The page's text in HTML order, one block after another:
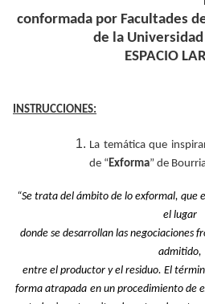
conformada por Facultades
de la Universidad
ESPACIO
INSTRUCCIONES:
La temática que
de “Exforma” de
“Se trata del ámbito de lo exformal, que
el lugar
donde se desarrollan las negociaciones
admitido,
entre el productor y el residuo. El
forma atrapada en un procedimiento de